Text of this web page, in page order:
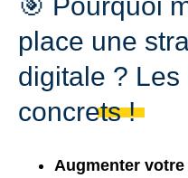
🎯 Pourquoi
place une
digitale ? Les
concrets !
Augmenter